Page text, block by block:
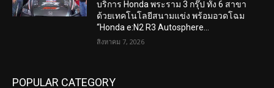
บริการ Honda พระราม 3 กรุ๊ป ทั้ง 6 สาขา
ด้วยเทคโนโลยีสนามแข่ง พร้อมอวดโฉม
“Honda e:N2 R3 Autosphere...
สิงหาคม 7, 2026
POPULAR CATEGORY